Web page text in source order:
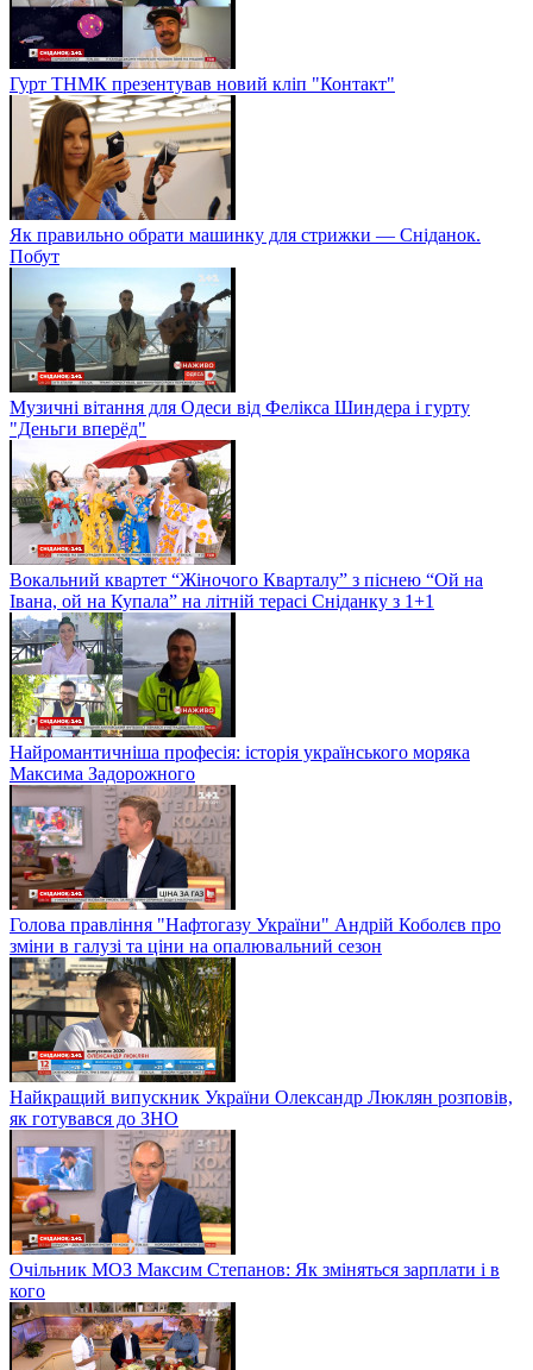
Гурт ТНМК презентував новий кліп "Контакт"
Як правильно обрати машинку для стрижки — Сніданок.
Побут
Музичні вітання для Одеси від Фелікса Шиндера і гурту
"Деньги вперёд"
Вокальний квартет “Жіночого Кварталу” з піснею “Ой на
Івана, ой на Купала” на літній терасі Сніданку з 1+1
Найромантичніша професія: історія українського моряка
Максима Задорожного
Голова правління "Нафтогазу України" Андрій Коболєв про
зміни в галузі та ціни на опалювальний сезон
Найкращий випускник України Олександр Люклян розповів,
як готувався до ЗНО
Очільник МОЗ Максим Степанов: Як зміняться зарплати і в
кого